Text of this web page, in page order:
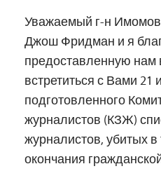
Уважаемый г-н
Джош Фридман и я
предоставленную нам
встретиться с Вами
подготовленного
журналистов (КЗЖ)
журналистов, убитых
окончания